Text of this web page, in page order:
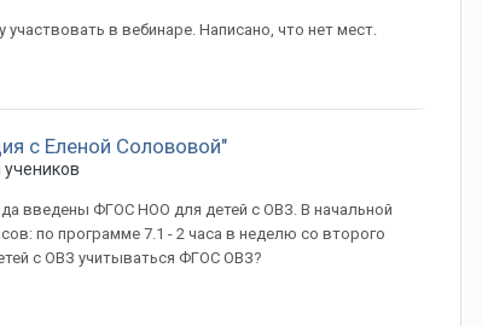
в вебинаре. Написано, что нет мест.
с Еленой Солововой"
учеников
введены ФГОС НОО для детей с ОВЗ. В начальной
по программе 7.1 - 2 часа в неделю со второго
с ОВЗ учитываться ФГОС ОВЗ?